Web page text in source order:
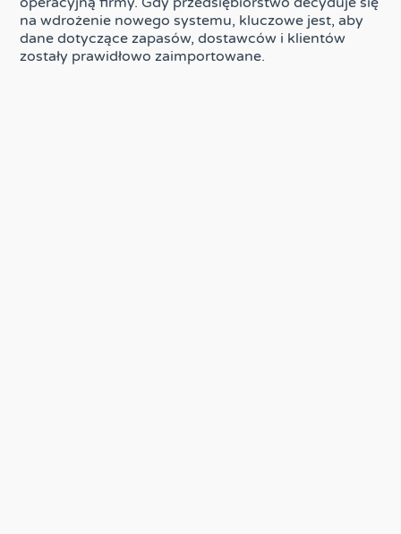
na wdrożenie nowego systemu, kluczowe jest, aby
dane dotyczące zapasów, dostawców i klientów
zostały prawidłowo zaimportowane.